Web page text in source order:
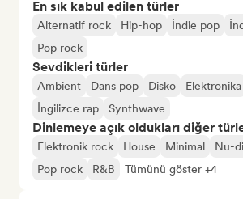
En sık kabul edilen türler
Alternatif rock Hip-hop İndie pop
Pop rock
Sevdikleri türler
Ambient Dans pop Disko Elektronika
İngilizce rap
Synthwave
Dinlemeye açık oldukları diğer
Elektronik rock House Minimal
Nu-
Pop rock
R&B Tümünü göster +4